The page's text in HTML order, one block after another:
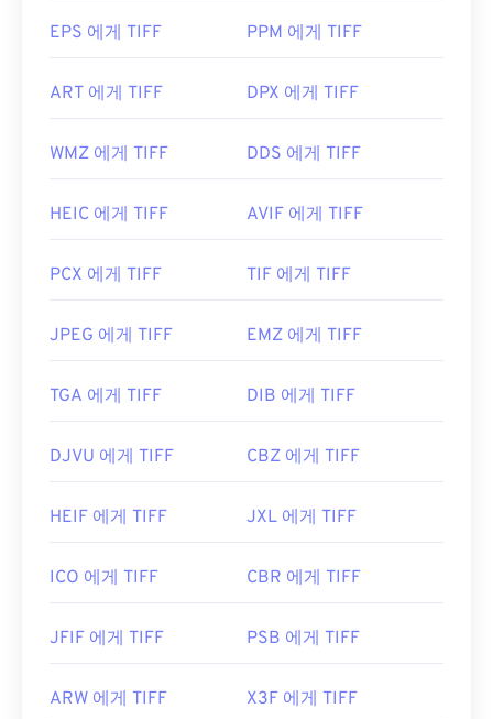
HDR Darkroom
Corel PaintShop Pro 등이 있습니
개발자: 코닥
최초 출시:1996년
GIMP
), Adobe , ACDSee와 같은 대체 프
로그램도 TIFF 파일을 열고 처리하는 데 유용합니다.
최초 출시:1986년
EPS 에게 TIFF PPM 에게 TIFF
ART 에게 TIFF DPX 에게 TIFF
WMZ 에게 TIFF DDS 에게 TIFF
HEIC 에게 TIFF AVIF 에게 TIFF
PCX 에게 TIFF TIF 에게 TIFF
JPEG 에게 TIFF EMZ 에게 TIFF
TGA 에게 TIFF DIB 에게 TIFF
DJVU 에게 TIFF CBZ 에게 TIFF
HEIF 에게 TIFF JXL 에게 TIFF
ICO 에게 TIFF CBR 에게 TIFF
JFIF 에게 TIFF PSB 에게 TIFF
ARW 에게 TIFF X3F 에게 TIFF